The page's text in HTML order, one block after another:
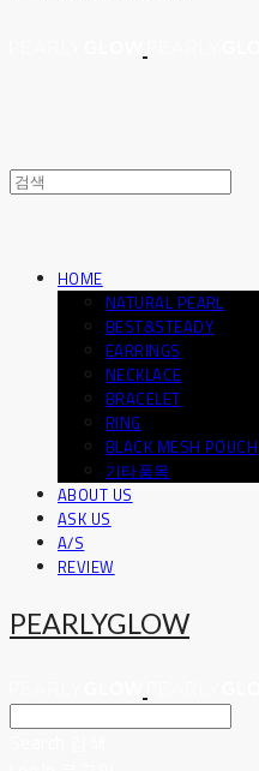
HOME
NATURAL PEARL
BEST&STEADY
EARRINGS
NECKLACE
BRACELET
RING
BLACK MESH POUCH
기타품목
ABOUT US
ASK US
A/S
REVIEW
PEARLYGLOW